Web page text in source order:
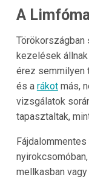
A
kezelések
érez semmilyen
és a rákotmás,
vizsgálatok
tapasztaltak,
mellkasban